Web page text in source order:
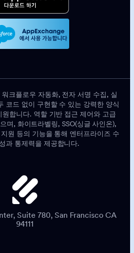
크플로우 자동화, 전자 서명 수집, 실
코드 없이 구현할 수 있는 강력한 양식
합니다. 역할 기반 접근 제어와 고급
며, 화이트라벨링, SSO(싱글 사인온),
원 등의 기능을 통해 엔터프라이즈 수
과 통제력을 제공합니다.
Suite 780, San Francisco CA
94111